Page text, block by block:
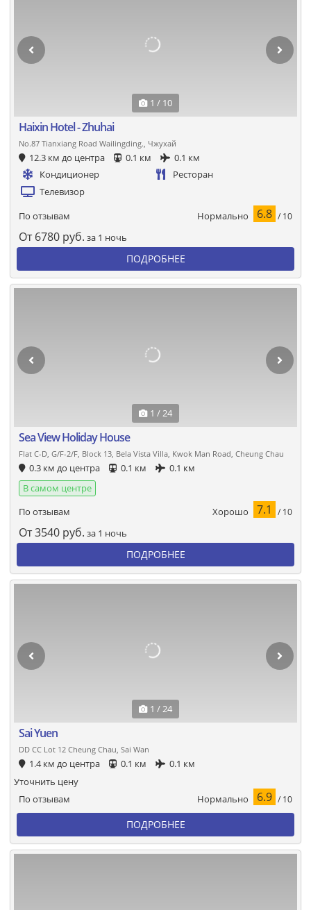
1 / 10
Haixin Hotel - Zhuhai
No.87 Tianxiang Road Wailingding., Чжухай
12.3 км до центра 0.1 км
0.1 км
Кондиционер
Ресторан
Телевизор
По отзывам Нормально 6.8 / 10
От 6780 руб. за 1 ночь
ПОДРОБНЕЕ
1 / 24
Sea View Holiday House
Flat C-D, G/F-2/F, Block 13, Bela Vista Villa, Kwok Man Road, Cheung Chau
0.3 км до центра 0.1 км
0.1 км
В самом центре
По отзывам
Хорошо 7.1 / 10
От3540 руб. за 1 ночь
ПОДРОБНЕЕ
1 / 24
Sai Yuen
DD CC Lot 12 Cheung Chau, Sai Wan
1.4 км до центра 0.1 км 0.1 км
По отзывам Нормально 6.9 / 10
Уточнить цену
ПОДРОБНЕЕ